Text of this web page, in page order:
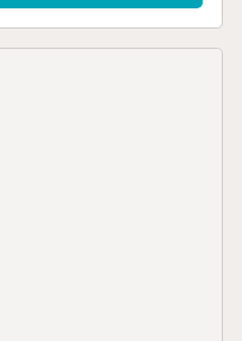
over havet og